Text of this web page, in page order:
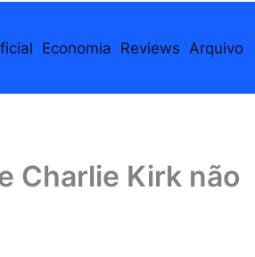
Economia Reviews Arquivo
Charlie Kirk não